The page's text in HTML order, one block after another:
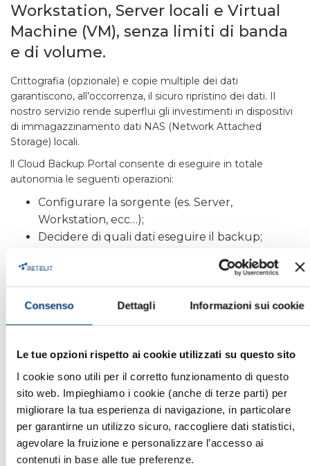
Consenso Dettagli Informazioni sui cookie
Le tue opzioni rispetto ai cookie utilizzati su questo sito
I cookie sono utili per il corretto funzionamento di questo
sito web. Impieghiamo i cookie (anche di terze parti) per
migliorare la tua esperienza di navigazione, in particolare
per garantirne un utilizzo sicuro, raccogliere dati statistici,
agevolare la fruizione e personalizzare l’accesso ai
contenuti in base alle tue preferenze.
Workstation, Server locali e Virtual
Machine (VM), senza limiti di banda
e di volume.
Crittografia (opzionale) e copie multiple dei dati
garantiscono, all’occorrenza, il sicuro ripristino dei dati. Il
nostro servizio rende superflui gli investimenti in dispositivi
di immagazzinamento dati NAS (Network Attached
Storage) locali.
ll Cloud Backup Portal consente di eseguire in totale
autonomia le seguenti operazioni:
Configurare la sorgente (es. Server,
Workstation, ecc…);
Decidere di quali dati eseguire il backup;
(retention);
Decidere quando far partire il backup
(scheduling);
Estrarre dei report sull’andamento dei backup;
Decidere se crittografare o meno i backup.